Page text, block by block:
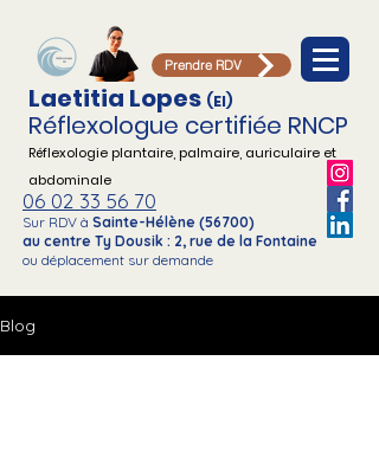
Laetitia Lopes (EI)
Réflexologue certifiée RNCP
Réflexologie plantaire, palmaire, auriculaire et
abdominale
06 02 33 56 70
Sur RDV à Sainte-Hélène (56700)
au centre Ty Dousik : 2, rue de la Fontaine
ou déplacement sur demande
Prendre RDV
Blog